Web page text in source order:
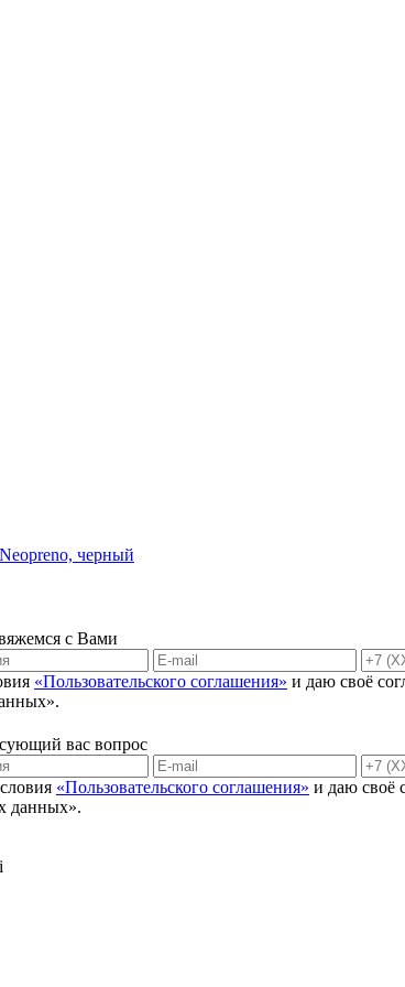
черный
с Вами
«Пользовательского соглашения» и даю своё
вас вопрос
«Пользовательского соглашения» и даю своё
данных».